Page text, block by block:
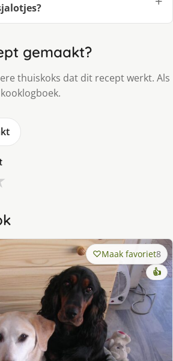
gemaakt?
thuiskoks dat dit recept werkt. Als
Maak favoriet8
👍